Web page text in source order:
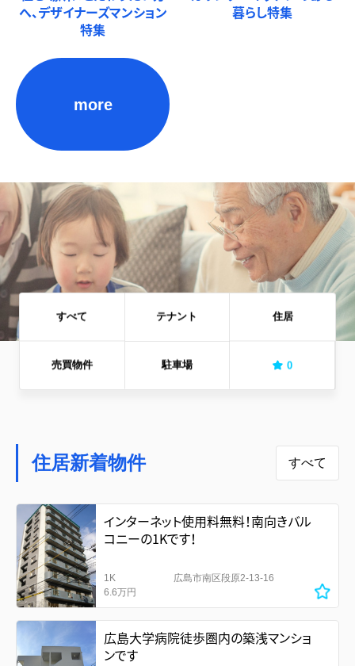
へ、デザイナーズマンション
特集
暮らし特集
more
すべて テナント 住居
売買物件 駐車場 0
住居新着物件 すべて
インターネット使用料無料！南向きバル
コニーの1Kです！
1K
6.6万円
広島市南区段原2-13-16
広島大学病院徒歩圏内の築浅マンショ
ンです